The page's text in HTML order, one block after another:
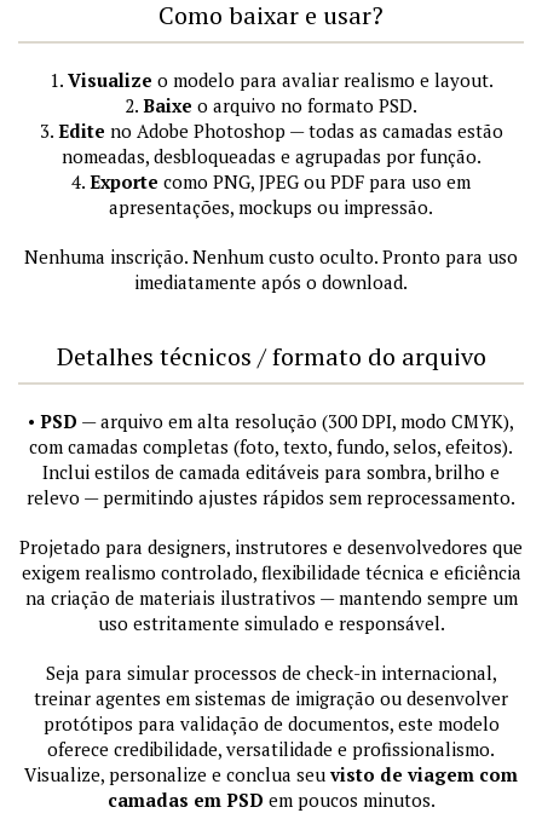
Como baixar e usar?
1. Visualize o modelo para avaliar realismo e layout.
2. Baixe o arquivo no formato PSD.
3. Edite no Adobe Photoshop — todas as camadas estão
nomeadas, desbloqueadas e agrupadas por função.
4. Exporte como PNG, JPEG ou PDF para uso em
apresentações, mockups ou impressão.
Nenhuma inscrição. Nenhum custo oculto. Pronto para uso
imediatamente após o download.
Detalhes técnicos / formato do arquivo
• PSD — arquivo em alta resolução (300 DPI, modo CMYK),
com camadas completas (foto, texto, fundo, selos, efeitos).
Inclui estilos de camada editáveis para sombra, brilho e
relevo — permitindo ajustes rápidos sem reprocessamento.
Projetado para designers, instrutores e desenvolvedores que
exigem realismo controlado, flexibilidade técnica e eficiência
na criação de materiais ilustrativos — mantendo sempre um
uso estritamente simulado e responsável.
Seja para simular processos de check-in internacional,
treinar agentes em sistemas de imigração ou desenvolver
protótipos para validação de documentos, este modelo
oferece credibilidade, versatilidade e profissionalismo.
Visualize, personalize e conclua seuvisto de viagem com
camadas em PSD em poucos minutos.